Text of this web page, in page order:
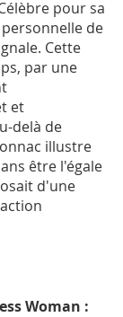
pour sa
de
Cette
par une
et
delà de
illustre
être l'égale
d'une
Woman :